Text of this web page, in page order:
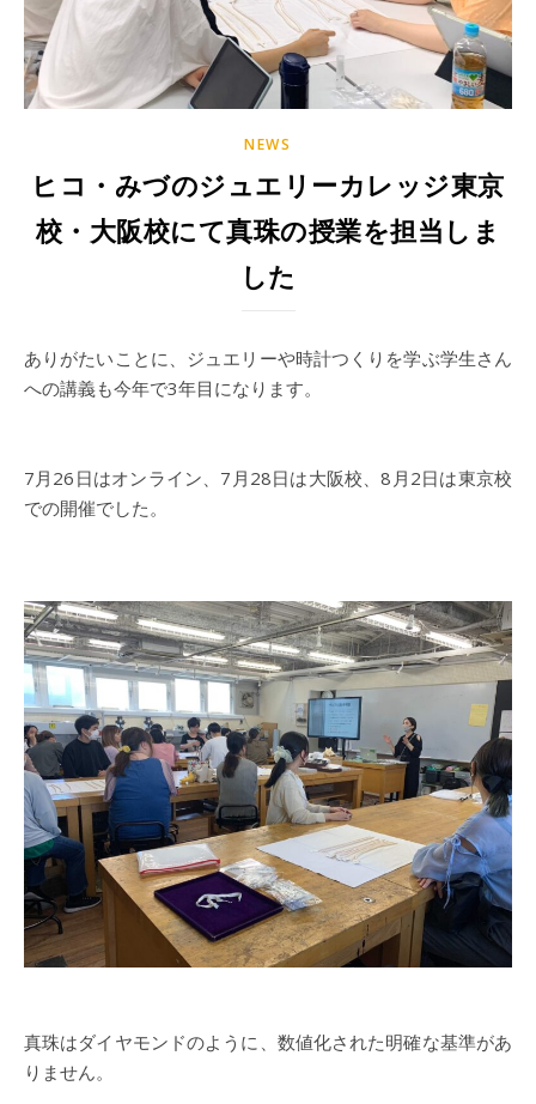
NEWS
ヒコ・みづのジュエリーカレッジ東京
校・大阪校にて真珠の授業を担当しま
した
ありがたいことに、ジュエリーや時計つくりを学ぶ学生さん
への講義も今年で3年目になります。
7月26日はオンライン、7月28日は大阪校、8月2日は東京校
での開催でした。
真珠はダイヤモンドのように、数値化された明確な基準があ
りません。